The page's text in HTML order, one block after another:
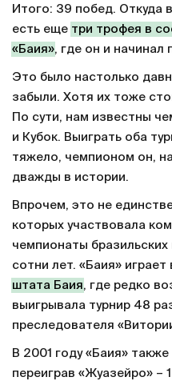
Итого: 39 побед. Откуда
есть еще три трофея в
«Баия», где он и начинал
Это было настолько
забыли. Хотя их тоже
По сути, нам известны
и Кубок. Выиграть оба
тяжело, чемпионом он,
дважды в истории.
Впрочем, это не
которых участвовала
чемпионаты
сотни лет. «Баия» играет
штата Баия, где редко
выигрывала турнир 48
преследователя
В 2001 году «Баия»
переиграв «Жуазейро» –